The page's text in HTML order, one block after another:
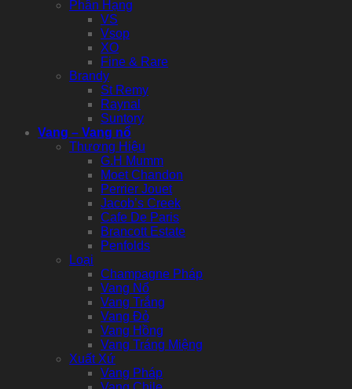
Phân Hạng
VS
Vsop
XO
Fine & Rare
Brandy
St Remy
Raynal
Suntory
Vang – Vang nổ
Thương Hiệu
G.H Mumm
Moet Chandon
Perrier Jouet
Jacob’s Creek
Cafe De Paris
Brancott Estate
Penfolds
Loại
Champagne Pháp
Vang Nổ
Vang Trắng
Vang Đỏ
Vang Hồng
Vang Tráng Miệng
Xuất Xứ
Vang Pháp